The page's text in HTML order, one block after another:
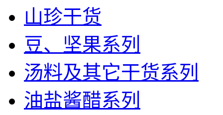
山珍干货
豆、坚果系列
汤料及其它干货系列
油盐酱醋系列